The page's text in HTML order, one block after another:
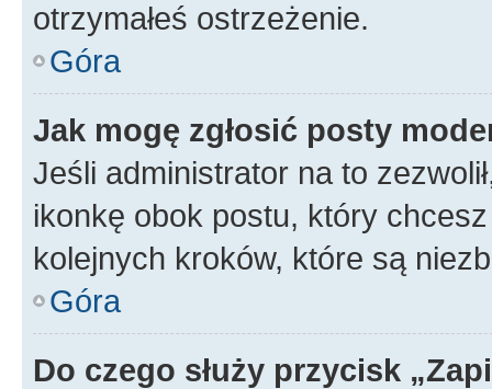
otrzymałeś ostrzeżenie.
Góra
Jak mogę zgłosić posty
Jeśli administrator na to
ikonkę obok postu, który
kolejnych kroków, które są
Góra
Do czego służy przycisk